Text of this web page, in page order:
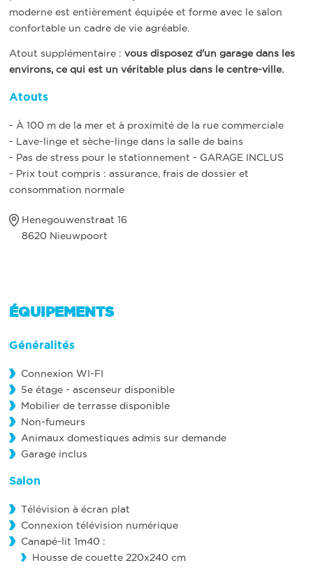
moderne est entièrement équipée et forme avec le salon
confortable un cadre de vie agréable.
Atout supplémentaire :vous disposez d'un garage dans les
environs, ce qui est un véritable plus dans le centre-ville.
Atouts
- À 100 m de la mer et à proximité de la rue commerciale
- Lave-linge et sèche-linge dans la salle de bains
- Pas de stress pour le stationnement - GARAGE INCLUS
- Prix tout compris : assurance, frais de dossier et
consommation normale
Henegouwenstraat 16
8620 Nieuwpoort
ÉQUIPEMENTS
Généralités
Connexion WI-FI
5e étage - ascenseur disponible
Mobilier de terrasse disponible
Non-fumeurs
Animaux domestiques admis sur demande
Garage inclus
Salon
Télévision à écran plat
Connexion télévision numérique
Canapé-lit 1m40 :
Housse de couette 220x240 cm